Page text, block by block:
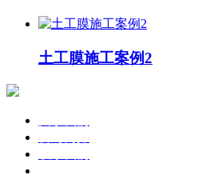
土工膜施工案例2